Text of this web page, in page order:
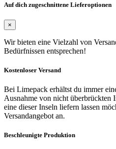
Auf dich zugeschnittene Lieferoptionen
×
Wir bieten eine Vielzahl von
Bedürfnissen entsprechen!
Kostenloser Versand
Bei Limepack erhältst du immer
Ausnahme von nicht überbrückten
eine dieser Inseln liefern lassen
Versandangebot an.
Beschleunigte Produktion